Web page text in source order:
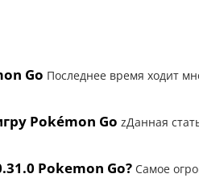
Go Последнее время ходит
Pokémon Go zДанная
Pokemon Go? Самое